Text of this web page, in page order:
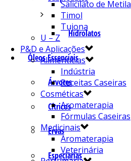
Hidrolatos
Óleos Essenciais
Árvores
Cítricos
Ervas
Especiarias
Salicilato de Metila
Timol
Tujona
U – Z
P&D e Aplicações
Alimentícias
Indústria
Receitas Caseiras
Cosméticas
Aromaterapia
Fórmulas Caseiras
Medicinais
Aromaterapia
Veterinária